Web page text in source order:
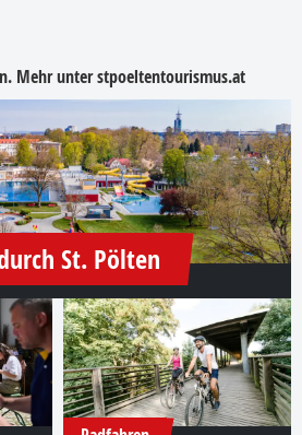
Mehr unterstpoeltentourismus.at
St. Pölten